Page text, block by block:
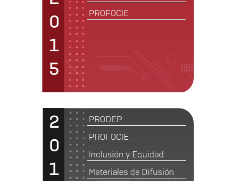
0
1
5
PROFOCIE
2
0
1
PRODEP
PROFOCIE
Inclusión y Equidad
Materiales de Difusión